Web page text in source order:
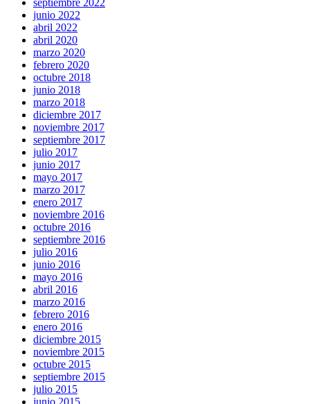
septiembre 2022
junio 2022
abril 2022
abril 2020
marzo 2020
febrero 2020
octubre 2018
junio 2018
marzo 2018
diciembre 2017
noviembre 2017
septiembre 2017
julio 2017
junio 2017
mayo 2017
marzo 2017
enero 2017
noviembre 2016
octubre 2016
septiembre 2016
julio 2016
junio 2016
mayo 2016
abril 2016
marzo 2016
febrero 2016
enero 2016
diciembre 2015
noviembre 2015
octubre 2015
septiembre 2015
julio 2015
junio 2015